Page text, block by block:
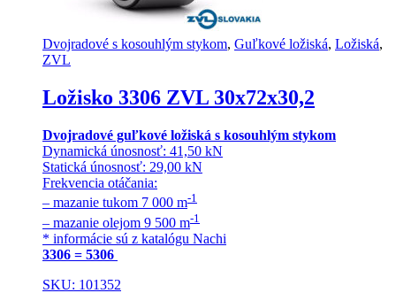
Dvojradové s kosouhlým stykom, Guľkové ložiská, Ložiská,
ZVL
Ložisko 3306 ZVL 30x72x30,2
Dvojradové guľkové ložiská s kosouhlým stykom
Dynamická únosnosť: 41,50 kN
Statická únosnosť: 29,00 kN
Frekvencia otáčania:
– mazanie tukom 7 000 m-1
– mazanie olejom 9 500 m-1
* informácie sú z katalógu Nachi
3306 = 5306
SKU: 101352